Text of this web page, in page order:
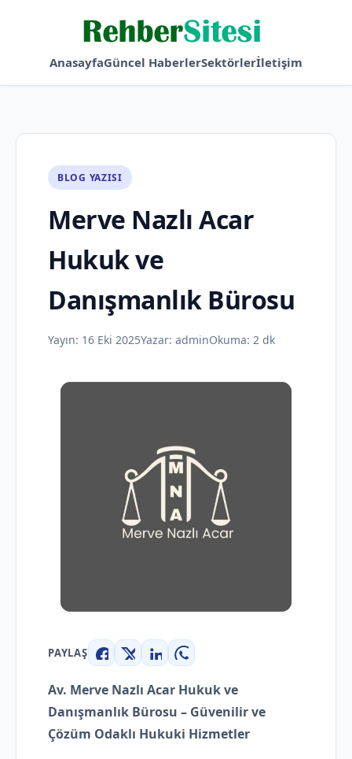
AnasayfaGüncel HaberlerSektörlerİletişim
BLOG YAZISI
Merve Nazlı Acar
Hukuk ve
Danışmanlık Bürosu
Yayın: 16 Eki 2025Yazar: adminOkuma: 2 dk
PAYLAŞ
Facebook
X LinkedInWhatsApp
Av. Merve Nazlı Acar Hukuk ve
Danışmanlık Bürosu – Güvenilir ve
Çözüm Odaklı Hukuki Hizmetler